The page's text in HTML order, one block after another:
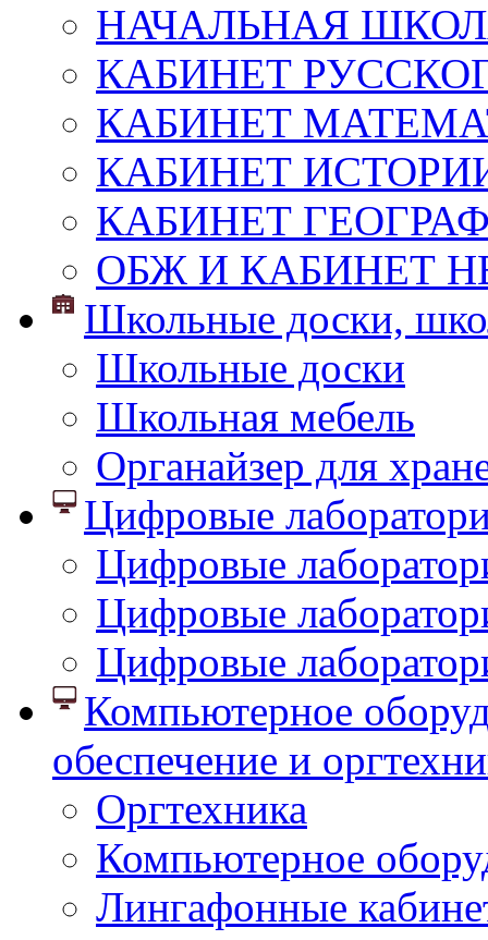
НАЧАЛЬНАЯ
КАБИНЕТ
КАБИНЕТ
КАБИНЕТ
КАБИНЕТ
ОБЖ И КАБИНЕТ
Школьные доски,
Школьные доски
Школьная мебель
Органайзер для
Цифровые
Цифровые
Цифровые
Цифровые
Компьютерное
обеспечение и
Оргтехника
Компьютерное
Лингафонные